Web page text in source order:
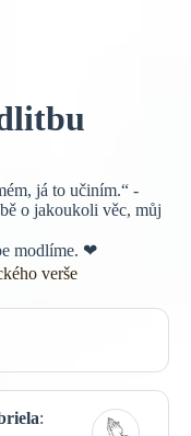
já to učiním.“ -
o jakoukoli věc, můj
modlíme. ❤
verše
: